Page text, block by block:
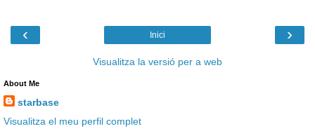
‹ ›
Inici
Visualitza la versió per a web
About Me
starbase
Visualitza el meu perfil complet